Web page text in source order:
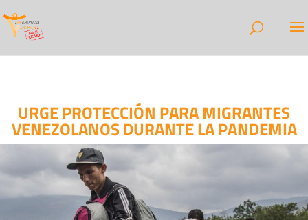
URGE PROTECCIÓN PARA MIGRANTES
VENEZOLANOS DURANTE LA PANDEMIA